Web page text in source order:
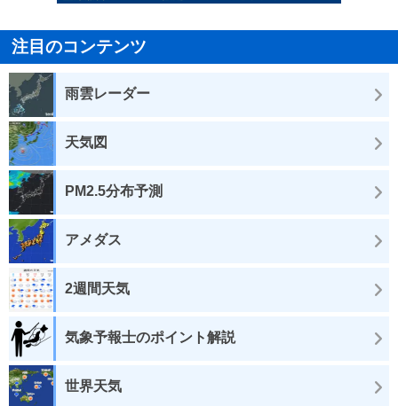
注目のコンテンツ
雨雲レーダー
天気図
PM2.5分布予測
アメダス
2週間天気
気象予報士のポイント解説
世界天気